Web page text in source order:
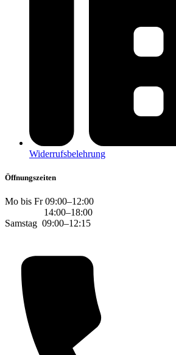
Widerrufsbelehrung
Öffnungszeiten
Mo bis Fr 09:00–12:00
14:00–18:00
Samstag 09:00–12:15